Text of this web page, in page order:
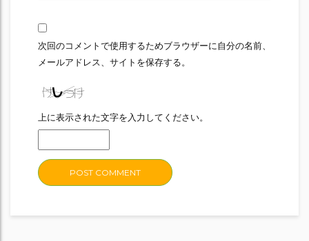
次回のコメントで使用するためブラウザーに自分の名前、
メールアドレス、サイトを保存する。
上に表示された文字を入力してください。